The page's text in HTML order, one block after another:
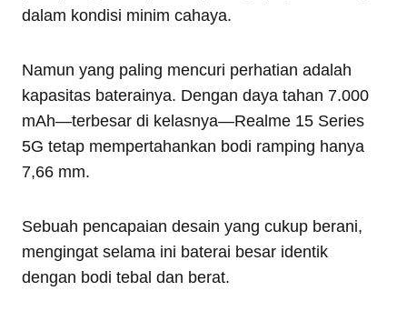
dalam kondisi minim cahaya.
Namun yang paling mencuri perhatian adalah
kapasitas baterainya. Dengan daya tahan 7.000
mAh—terbesar di kelasnya—Realme 15 Series
5G tetap mempertahankan bodi ramping hanya
7,66 mm.
Sebuah pencapaian desain yang cukup berani,
mengingat selama ini baterai besar identik
dengan bodi tebal dan berat.